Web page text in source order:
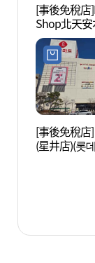
[事後免稅店
Shop北天
베스트샵 북
[事後免稅店
(星井店)(롯